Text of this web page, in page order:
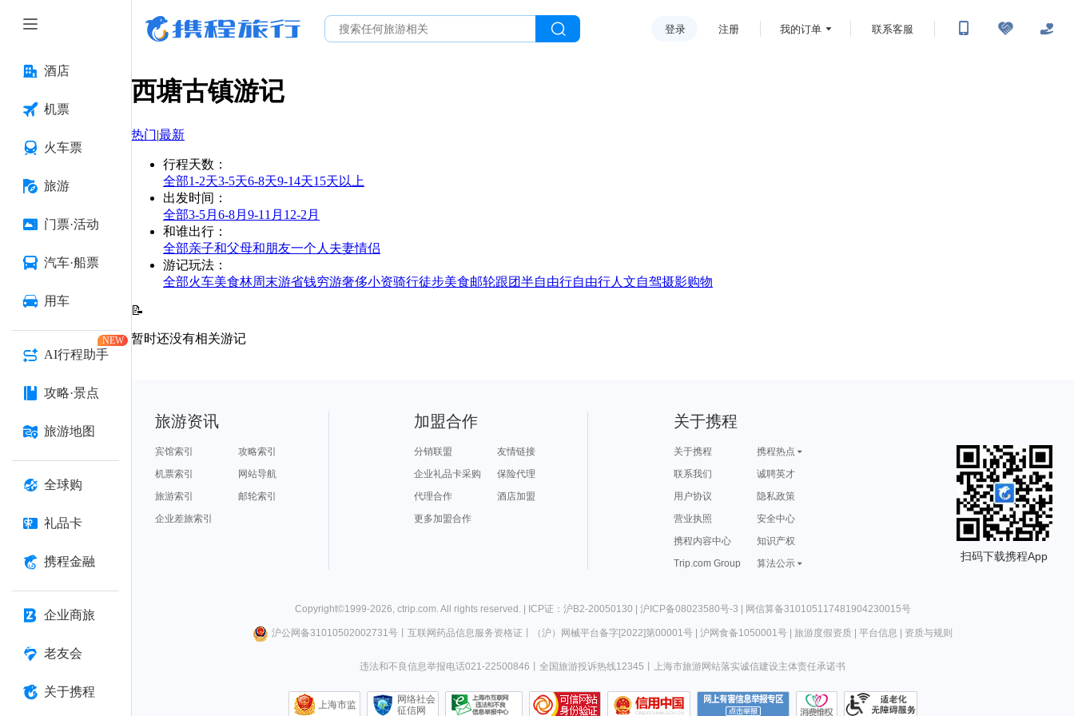
酒店
机票
火车票
旅游
门票·活动
汽车·船票
用车
AI行程助手
NEW
攻略·景点
旅游地图
全球购
礼品卡
携程金融
企业商旅
老友会
关于携程
登录 注册 我的订单 联系客服
西塘古镇游记
热门|最新
行程天数 ：
全部1-2天3-5天6-8天9-14天15天以上
出发时间 ：
全部3-5月 6-8月 9-11月 12-2月
和谁出行 ：
全部亲子和父母和朋友一个人 夫妻情侣
游记玩法 ：
全部火车美食林周末游省钱穷游奢侈小资骑行徒步美食邮轮跟团半自由行自由行人文自驾摄影购物
📝
暂时还没有相关游记
旅游资讯
宾馆索引
攻略索引
机票索引
网站导航
旅游索引
邮轮索引
企业差旅索引
加盟合作
分销联盟
友情链接
企业礼品卡采购
保险代理
代理合作
酒店加盟
更多加盟合作
关于携程
关于携程
携程热点
联系我们
诚聘英才
用户协议
隐私政策
营业执照
安全中心
携程内容中心
知识产权
Trip.com Group
算法公示
扫码下载携程App
Copyright©1999-2026, ctrip.com. All rights reserved. | ICP证：沪B2-20050130 | 沪ICP备08023580号-3 | 网信算备310105117481904230015号
沪公网备31010502002731号丨 互联网药品信息服务资格证 （沪）网械平台备字[2022]第00001号| 沪网食备1050001号| 旅游度假资质| 平台信息 资质与规则
违法和不良信息举报电话021-22500846 全国旅游投诉热线12345 上海市旅游网站落实诚信建设主体责任承诺书
上海市监
网络社会
征信网